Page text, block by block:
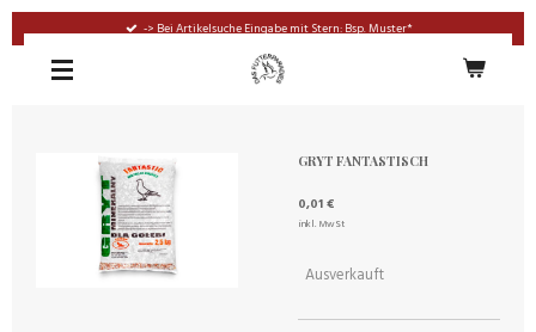
springen
-> Bei Artikelsuche Eingabe mit Stern: Bsp. Muster*
GRYT FANTASTISCH
0,01 €
inkl. MwSt
Ausverkauft